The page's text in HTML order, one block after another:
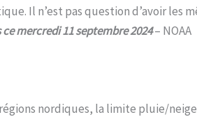
Il n’est pas question d’avoir les
mercredi 11 septembre 2024– NOAA
nordiques, la limite pluie/